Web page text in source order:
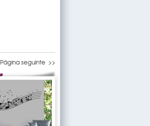
Página seguinte >>